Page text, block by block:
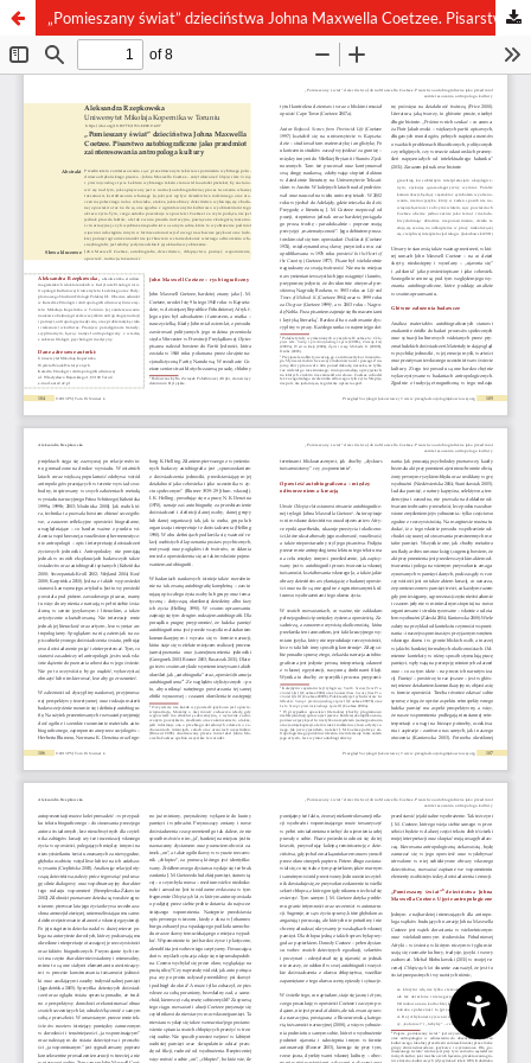
„Pomieszany świat” dzieciństwa Johna Maxwella Coetzee. Pisarstwo autobiograficzne jako przedmiot zainteresowania antropologa kultury